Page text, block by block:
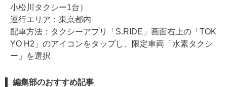
小松川タクシー1台）
運行エリア：東京都内
配車方法：タクシーアプリ「S.RIDE」画面右上の「TOK
YO H2」のアイコンをタップし、限定車両「水素タクシ
ー」を選択
編集部のおすすめ記事